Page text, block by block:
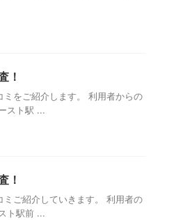
！
をご紹介します。 利用者からの
スト駅 ...
！
ご紹介していきます。 利用者の
ト駅前 ...